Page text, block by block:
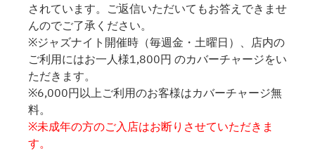
されています。ご返信いただいてもお答えできませ
んのでご了承ください。
※ジャズナイト開催時（毎週金・土曜日）、店内の
ご利用にはお一人様1,800円 のカバーチャージをい
ただきます。
※6,000円以上ご利用のお客様はカバーチャージ無
料。
※未成年の方のご入店はお断りさせていただきま
す。